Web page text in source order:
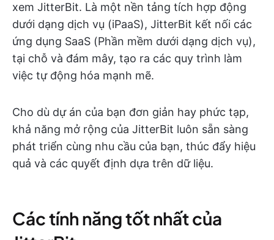
xem JitterBit. Là một nền tảng tích hợp động
dưới dạng dịch vụ (iPaaS), JitterBit kết nối các
ứng dụng SaaS (Phần mềm dưới dạng dịch vụ),
tại chỗ và đám mây, tạo ra các quy trình làm
việc tự động hóa mạnh mẽ.
Cho dù dự án của bạn đơn giản hay phức tạp,
khả năng mở rộng của JitterBit luôn sẵn sàng
phát triển cùng nhu cầu của bạn, thúc đẩy hiệu
quả và các quyết định dựa trên dữ liệu.
Các tính năng tốt nhất của